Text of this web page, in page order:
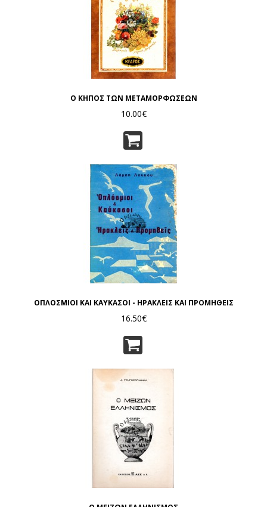
Ο ΚΗΠΟΣ ΤΩΝ ΜΕΤΑΜΟΡΦΩΣΕΩΝ
10.00€
ΟΠΛΟΣΜΙΟΙ ΚΑΙ ΚΑΥΚΑΣΟΙ - ΗΡΑΚΛΕΙΣ ΚΑΙ ΠΡΟΜΗΘΕΙΣ
16.50€